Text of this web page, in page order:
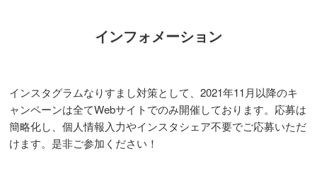
インフォメーション
インスタグラムなりすまし対策として、2021年11月以降のキ
ャンペーンは全てWebサイトでのみ開催しております。応募は
簡略化し、個人情報入力やインスタシェア不要でご応募いただ
けます。是非ご参加ください！